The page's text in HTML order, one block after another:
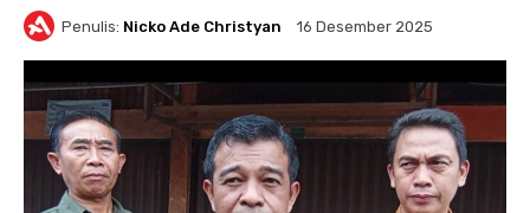
Penulis: Nicko Ade Christyan 16 Desember 2025